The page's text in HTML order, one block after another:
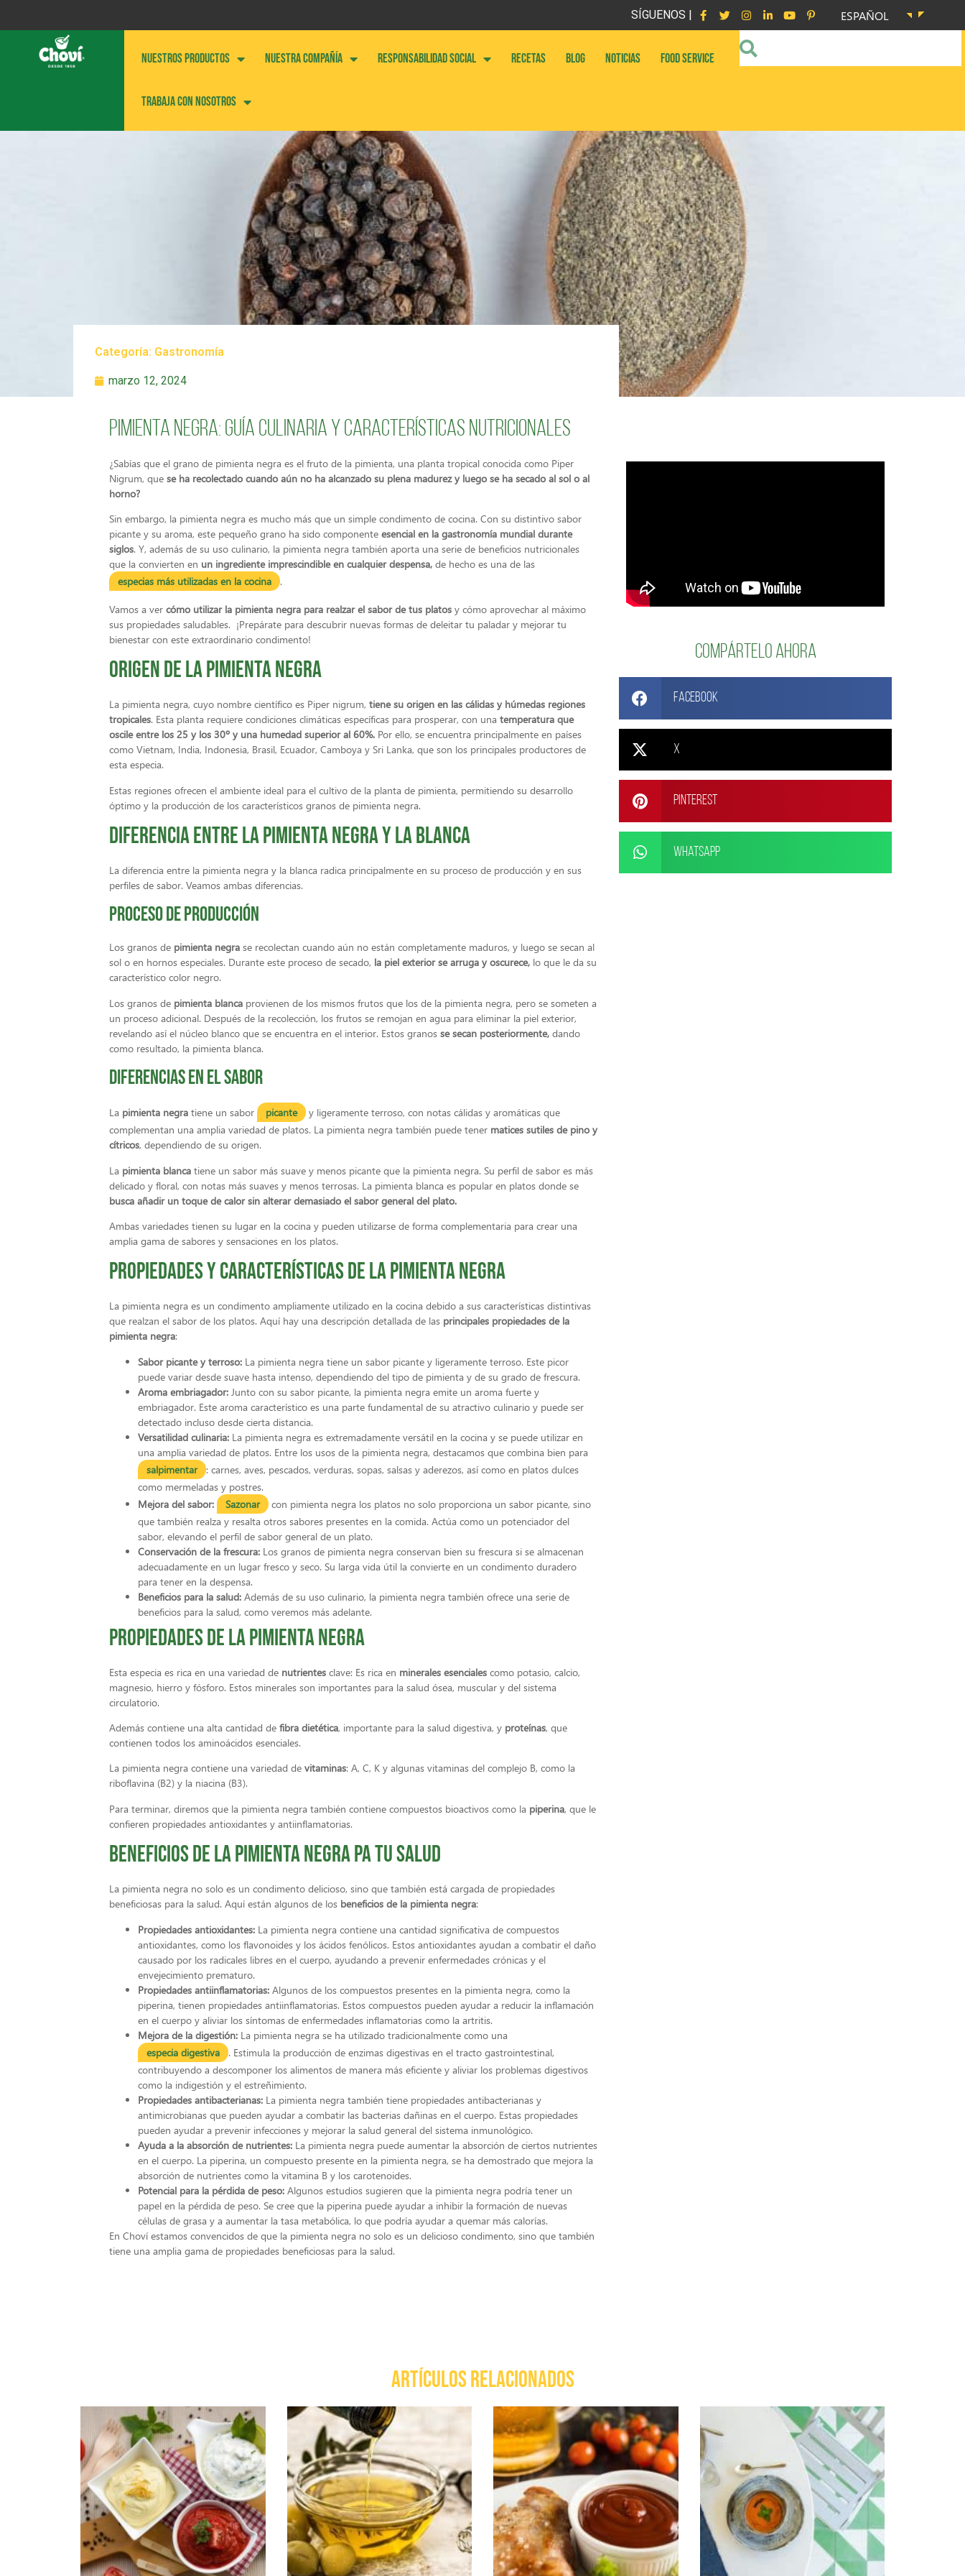
SÍGUENOS | ESPAÑOL
NUESTROS PRODUCTOS NUESTRA COMPAÑÍA RESPONSABILIDAD SOCIAL RECETAS BLOG NOTICIAS FOOD SERVICE
Trabaja con nosotros
Categoría: Gastronomía
marzo 12, 2024
Pimienta Negra: Guía culinaria y características nutricionales
¿Sabías que el grano de pimienta negra es el fruto de la pimienta, una planta tropical conocida como Piper
Nigrum, que se ha recolectado cuando aún no ha alcanzado su plena madurez y luego se ha secado al sol o al
horno?
Sin embargo, la pimienta negra es mucho más que un simple condimento de cocina. Con su distintivo sabor
picante y su aroma, este pequeño grano ha sido componente esencial en la gastronomía mundial durante
siglos. Y, además de su uso culinario, la pimienta negra también aporta una serie de beneficios nutricionales
que la convierten en un ingrediente imprescindible en cualquier despensa, de hecho es una de las
especias más utilizadas en la cocina
.
Vamos a ver cómo utilizar la pimienta negra para realzar el sabor de tus platos y cómo aprovechar al máximo
sus propiedades saludables. ¡Prepárate para descubrir nuevas formas de deleitar tu paladar y mejorar tu
bienestar con este extraordinario condimento!
Origen de la pimienta negra
La pimienta negra, cuyo nombre científico es Piper nigrum, tiene su origen en las cálidas y húmedas regiones
tropicales. Esta planta requiere condiciones climáticas específicas para prosperar, con una temperatura que
oscile entre los 25 y los 30º y una humedad superior al 60%. Por ello, se encuentra principalmente en países
como Vietnam, India, Indonesia, Brasil, Ecuador, Camboya y Sri Lanka, que son los principales productores de
esta especia.
Estas regiones ofrecen el ambiente ideal para el cultivo de la planta de pimienta, permitiendo su desarrollo
óptimo y la producción de los característicos granos de pimienta negra.
Diferencia entre la pimienta negra y la blanca
La diferencia entre la pimienta negra y la blanca radica principalmente en su proceso de producción y en sus
perfiles de sabor. Veamos ambas diferencias.
Proceso de producción
Los granos de pimienta negra se recolectan cuando aún no están completamente maduros, y luego se secan al
sol o en hornos especiales. Durante este proceso de secado, la piel exterior se arruga y oscurece, lo que le da su
característico color negro.
Los granos de pimienta blanca provienen de los mismos frutos que los de la pimienta negra, pero se someten a
un proceso adicional. Después de la recolección, los frutos se remojan en agua para eliminar la piel exterior,
revelando así el núcleo blanco que se encuentra en el interior. Estos granos se secan posteriormente, dando
como resultado, la pimienta blanca.
Diferencias en el sabor
La pimienta negra tiene un sabor picante
y ligeramente terroso, con notas cálidas y aromáticas que
complementan una amplia variedad de platos. La pimienta negra también puede tener matices sutiles de pino y
cítricos, dependiendo de su origen.
La pimienta blanca tiene un sabor más suave y menos picante que la pimienta negra. Su perfil de sabor es más
delicado y floral, con notas más suaves y menos terrosas. La pimienta blanca es popular en platos donde se
busca añadir un toque de calor sin alterar demasiado el sabor general del plato.
Ambas variedades tienen su lugar en la cocina y pueden utilizarse de forma complementaria para crear una
amplia gama de sabores y sensaciones en los platos.
Propiedades y características de la pimienta negra
La pimienta negra es un condimento ampliamente utilizado en la cocina debido a sus características distintivas
que realzan el sabor de los platos. Aquí hay una descripción detallada de las principales propiedades de la
pimienta negra:
Sabor picante y terroso: La pimienta negra tiene un sabor picante y ligeramente terroso. Este picor
puede variar desde suave hasta intenso, dependiendo del tipo de pimienta y de su grado de frescura.
Aroma embriagador: Junto con su sabor picante, la pimienta negra emite un aroma fuerte y
embriagador. Este aroma característico es una parte fundamental de su atractivo culinario y puede ser
detectado incluso desde cierta distancia.
Versatilidad culinaria: La pimienta negra es extremadamente versátil en la cocina y se puede utilizar en
una amplia variedad de platos. Entre los usos de la pimienta negra, destacamos que combina bien para
salpimentar
: carnes, aves, pescados, verduras, sopas, salsas y aderezos, así como en platos dulces
como mermeladas y postres.
Mejora del sabor:
Sazonar con pimienta negra los platos no solo proporciona un sabor picante, sino
que también realza y resalta otros sabores presentes en la comida. Actúa como un potenciador del
sabor, elevando el perfil de sabor general de un plato.
Conservación de la frescura: Los granos de pimienta negra conservan bien su frescura si se almacenan
adecuadamente en un lugar fresco y seco. Su larga vida útil la convierte en un condimento duradero
para tener en la despensa.
Beneficios para la salud: Además de su uso culinario, la pimienta negra también ofrece una serie de
beneficios para la salud, como veremos más adelante.
Propiedades de la pimienta negra
Esta especia es rica en una variedad de nutrientes clave: Es rica en minerales esenciales como potasio, calcio,
magnesio, hierro y fósforo. Estos minerales son importantes para la salud ósea, muscular y del sistema
circulatorio.
Además contiene una alta cantidad de fibra dietética, importante para la salud digestiva, y proteínas, que
contienen todos los aminoácidos esenciales.
La pimienta negra contiene una variedad de vitaminas: A, C, K y algunas vitaminas del complejo B, como la
riboflavina (B2) y la niacina (B3).
Para terminar, diremos que la pimienta negra también contiene compuestos bioactivos como la piperina, que le
confieren propiedades antioxidantes y antiinflamatorias.
Beneficios de la pimienta negra pa tu salud
La pimienta negra no solo es un condimento delicioso, sino que también está cargada de propiedades
beneficiosas para la salud. Aquí están algunos de los beneficios de la pimienta negra:
Propiedades antioxidantes: La pimienta negra contiene una cantidad significativa de compuestos
antioxidantes, como los flavonoides y los ácidos fenólicos. Estos antioxidantes ayudan a combatir el daño
causado por los radicales libres en el cuerpo, ayudando a prevenir enfermedades crónicas y el
envejecimiento prematuro.
Propiedades antiinflamatorias: Algunos de los compuestos presentes en la pimienta negra, como la
piperina, tienen propiedades antiinflamatorias. Estos compuestos pueden ayudar a reducir la inflamación
en el cuerpo y aliviar los síntomas de enfermedades inflamatorias como la artritis.
Mejora de la digestión: La pimienta negra se ha utilizado tradicionalmente como una
especia digestiva
. Estimula la producción de enzimas digestivas en el tracto gastrointestinal,
contribuyendo a descomponer los alimentos de manera más eficiente y aliviar los problemas digestivos
como la indigestión y el estreñimiento.
Propiedades antibacterianas: La pimienta negra también tiene propiedades antibacterianas y
antimicrobianas que pueden ayudar a combatir las bacterias dañinas en el cuerpo. Estas propiedades
pueden ayudar a prevenir infecciones y mejorar la salud general del sistema inmunológico.
Ayuda a la absorción de nutrientes: La pimienta negra puede aumentar la absorción de ciertos nutrientes
en el cuerpo. La piperina, un compuesto presente en la pimienta negra, se ha demostrado que mejora la
absorción de nutrientes como la vitamina B y los carotenoides.
Potencial para la pérdida de peso: Algunos estudios sugieren que la pimienta negra podría tener un
papel en la pérdida de peso. Se cree que la piperina puede ayudar a inhibir la formación de nuevas
células de grasa y a aumentar la tasa metabólica, lo que podría ayudar a quemar más calorías.
En Choví estamos convencidos de que la pimienta negra no solo es un delicioso condimento, sino que también
tiene una amplia gama de propiedades beneficiosas para la salud.
Compártelo ahora
Facebook
X
Pinterest
WhatsApp
ARTÍCULOS RELACIONADOS